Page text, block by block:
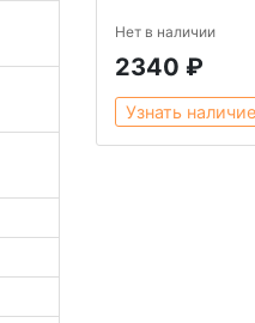
Нет в наличии
2340 ₽
Узнать наличие